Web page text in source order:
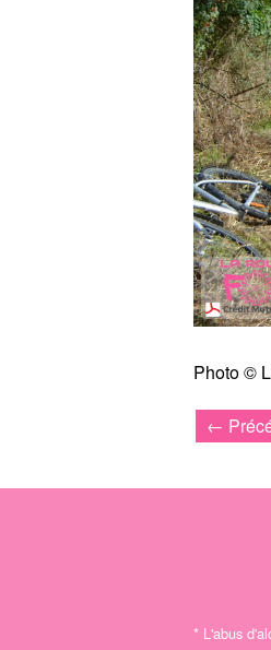
Photo ©
←
* L'abus